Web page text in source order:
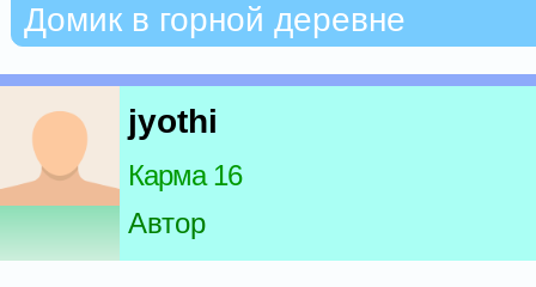
Домик в горной деревне
jyothi
Карма 16
Автор